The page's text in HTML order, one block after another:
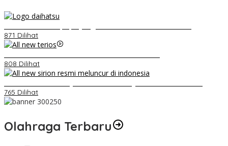
871 Dilihat
808 Dilihat
765 Dilihat
Olahraga Terbaru